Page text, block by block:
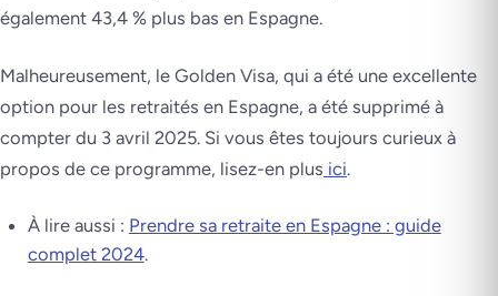
également 43,4 % plus bas en Espagne.
Malheureusement, le Golden Visa, qui a été une excellente
option pour les retraités en Espagne, a été supprimé à
compter du 3 avril 2025. Si vous êtes toujours curieux à
propos de ce programme, lisez-en plus ici.
À lire aussi : Prendre sa retraite en Espagne : guide
complet 2024.